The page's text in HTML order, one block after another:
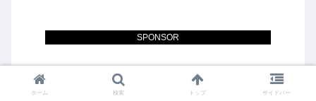
SPONSOR
VIP
ホーム 検索 トップ サイドバー